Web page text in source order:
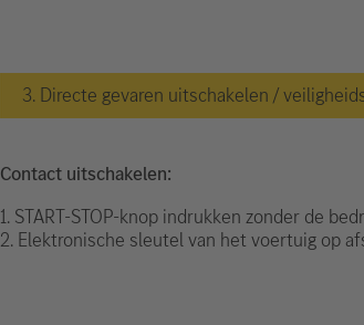
3. Directe gevaren uitschakelen /
Contact uitschakelen:
1. START-STOP-knop indrukken zonder de
2. Elektronische sleutel van het voertuig op